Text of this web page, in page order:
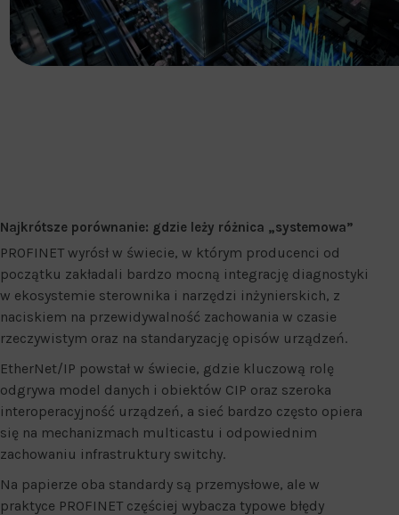
Najkrótsze porównanie: gdzie leży różnica „systemowa”
PROFINET wyrósł w świecie, w którym producenci od
początku zakładali bardzo mocną integrację diagnostyki
w ekosystemie sterownika i narzędzi inżynierskich, z
naciskiem na przewidywalność zachowania w czasie
rzeczywistym oraz na standaryzację opisów urządzeń.
EtherNet/IP powstał w świecie, gdzie kluczową rolę
odgrywa model danych i obiektów CIP oraz szeroka
interoperacyjność urządzeń, a sieć bardzo często opiera
się na mechanizmach multicastu i odpowiednim
zachowaniu infrastruktury switchy.
Na papierze oba standardy są przemysłowe, ale w
praktyce PROFINET częściej wybacza typowe błędy